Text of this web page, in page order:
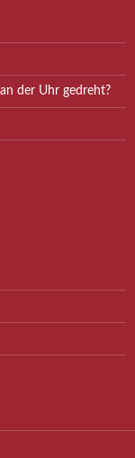
der Uhr gedreht?